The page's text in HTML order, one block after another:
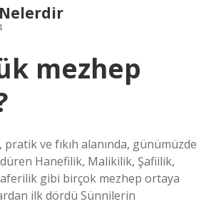
mezhep
ve fıkıh alanında, günümüzde
Hanefilik, Malikilik, Şafiilik,
gibi birçok mezhep ortaya
ilk dördü Sünnilerin